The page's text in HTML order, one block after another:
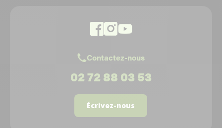
Contactez-nous
02 72 88 03 53
Écrivez-nous